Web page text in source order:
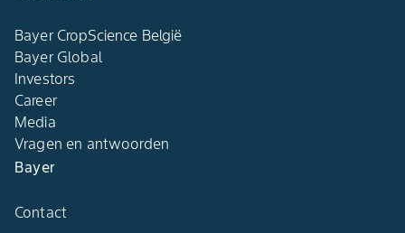
Bayer CropScience België​
Bayer Global
Investors
Career
Media
Vragen en antwoorden​
Bayer
Contact